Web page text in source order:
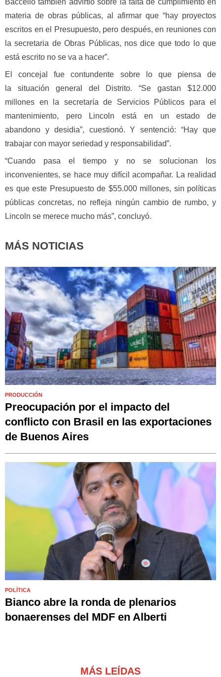
Baccello también advirtió sobre la falta de cumplimiento en
materia de obras públicas, al afirmar que “hay proyectos
escritos en el Presupuesto, pero después, en reuniones con
la secretaria de Obras Públicas, nos dice que todo lo que
está escrito no se va a hacer”.
El concejal fue contundente sobre lo que piensa de
la situación general del Distrito. “Se gastan $12.000
millones en la secretaría de Servicios Públicos para el
mantenimiento, pero Lincoln está en un estado de
abandono y desidia”, cuestionó. Y sentenció: “Hay que
trabajar con mayor seriedad y responsabilidad”.
“Cuando pasa el tiempo y no se solucionan los
inconvenientes, se hace muy difícil acompañar. La realidad
es que este Presupuesto de $55.000 millones, sin políticas
públicas concretas, no refleja ningún cambio de rumbo, y
Lincoln se merece mucho más”, concluyó.
MÁS NOTICIAS
PRODUCCIÓN
Preocupación por el impacto del
conflicto con Brasil en las exportaciones
de Buenos Aires
POLÍTICA
Bianco abre la ronda de plenarios
bonaerenses del MDF en Alberti
MÁS LEÍDAS